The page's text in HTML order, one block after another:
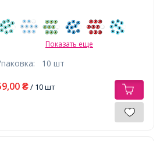
Показать еще
10 шт
₴/ 10 шт